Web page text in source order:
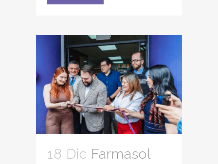
18 Dic Farmasol